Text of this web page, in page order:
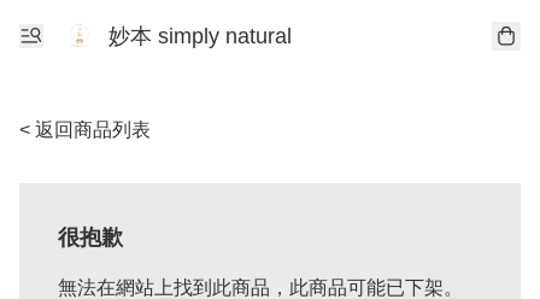
妙本 simply natural
< 返回商品列表
很抱歉
無法在網站上找到此商品，此商品可能已下架。